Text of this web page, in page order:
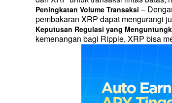
Peningkatan Volume Transaksi –
pembakaran XRP dapat mengurangi
Keputusan Regulasi yang
kemenangan bagi Ripple, XRP bisa